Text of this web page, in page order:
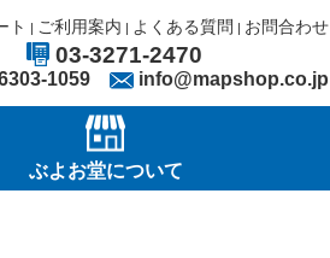
ト | ご利用案内 | よくある質問 | お問合わせ
03-3271-2470
1059 info@mapshop.co.jp
ぶよお堂について